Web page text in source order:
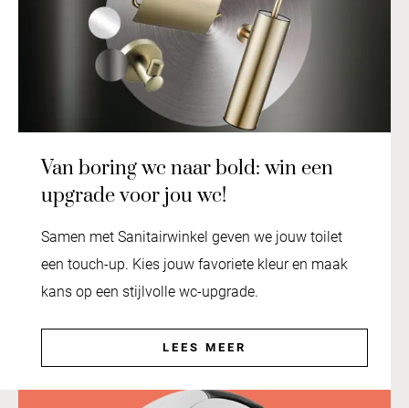
Van boring wc naar bold: win een
upgrade voor jou wc!
Samen met Sanitairwinkel geven we jouw toilet
een touch-up. Kies jouw favoriete kleur en maak
kans op een stijlvolle wc-upgrade.
LEES MEER